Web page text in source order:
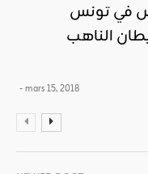
في تونس
الناهب
- mars 15, 2018